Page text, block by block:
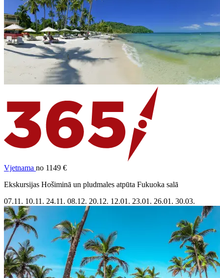
Vjetnama no 1149 €
Ekskursijas Hošiminā un pludmales atpūta Fukuoka salā
07.11. 10.11. 24.11. 08.12. 20.12. 12.01. 23.01. 26.01. 30.03.